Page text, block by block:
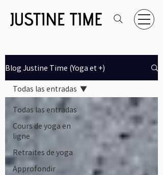
Blog Justine Time (Yoga et +)
Todas las entradas
Cours de yoga en
ligne
Retraites de yoga
Approfondir
Todas las entradas